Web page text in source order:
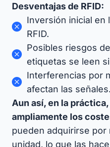
Desventajas de RFID:
Inversión inicial en
RFID.
Posibles riesgos
etiquetas se leen
Interferencias por
afectan las señales.
Aun así, en la
ampliamente los
pueden adquirirse
unidad, lo que las